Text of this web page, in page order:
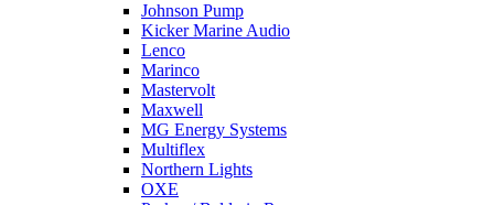
Johnson Pump
Kicker Marine Audio
Lenco
Marinco
Mastervolt
Maxwell
MG Energy Systems
Multiflex
Northern Lights
OXE